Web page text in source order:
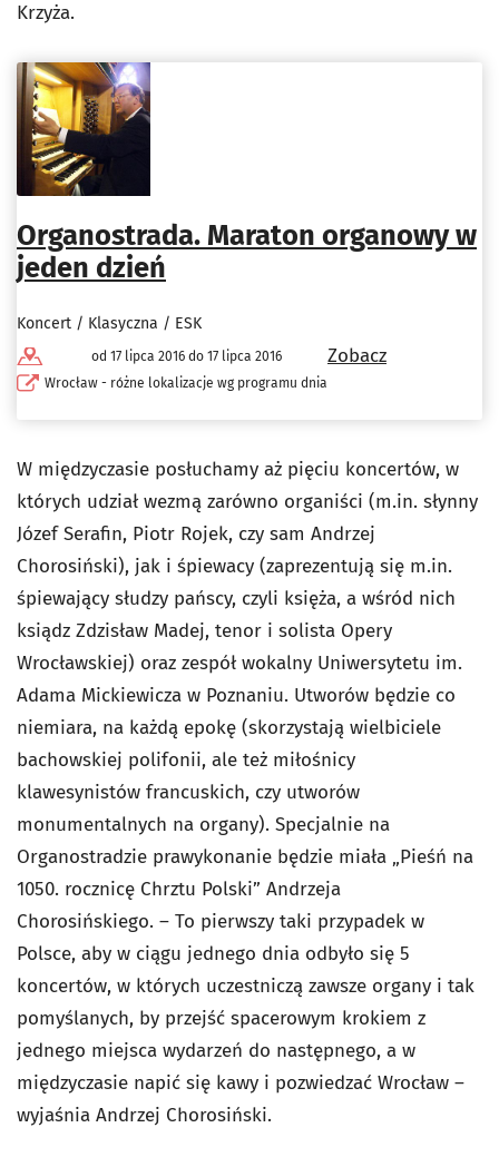
Krzyża.
Organostrada. Maraton organowy w
jeden dzień
Koncert / Klasyczna / ESK
od 17 lipca 2016 do 17 lipca 2016
Wrocław - różne lokalizacje wg programu dnia
Zobacz
W międzyczasie posłuchamy aż pięciu koncertów, w
których udział wezmą zarówno organiści (m.in. słynny
Józef Serafin, Piotr Rojek, czy sam Andrzej
Chorosiński), jak i śpiewacy (zaprezentują się m.in.
śpiewający słudzy pańscy, czyli księża, a wśród nich
ksiądz Zdzisław Madej, tenor i solista Opery
Wrocławskiej) oraz zespół wokalny Uniwersytetu im.
Adama Mickiewicza w Poznaniu. Utworów będzie co
niemiara, na każdą epokę (skorzystają wielbiciele
bachowskiej polifonii, ale też miłośnicy
klawesynistów francuskich, czy utworów
monumentalnych na organy). Specjalnie na
Organostradzie prawykonanie będzie miała „Pieśń na
1050. rocznicę Chrztu Polski” Andrzeja
Chorosińskiego. – To pierwszy taki przypadek w
Polsce, aby w ciągu jednego dnia odbyło się 5
koncertów, w których uczestniczą zawsze organy i tak
pomyślanych, by przejść spacerowym krokiem z
jednego miejsca wydarzeń do następnego, a w
międzyczasie napić się kawy i pozwiedzać Wrocław –
wyjaśnia Andrzej Chorosiński.